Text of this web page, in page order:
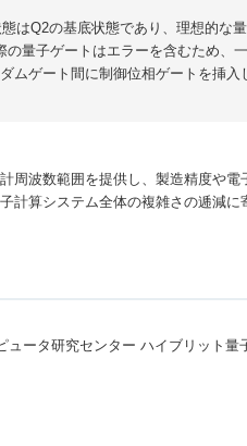
はQ2の基底状態であり、理想的な
量子ゲートはエラーを含むため、
ムゲート間に制御位相ゲートを挿
波数範囲を提供し、製造精度や電
計算システム全体の複雑さの逓減
ータ研究センター ハイブリット量